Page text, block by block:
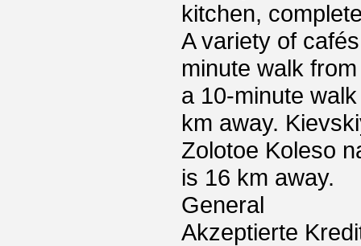
kitchen,
A variety of
minute walk
a 10-minute
km away.
Zolotoe Koleso
is 16 km away.
General
Akzeptierte